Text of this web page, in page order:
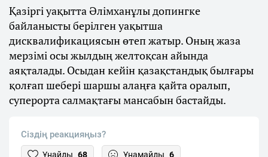
Қазіргі уақытта Әлімханұлы допингке
байланысты берілген уақытша
дисквалификациясын өтеп жатыр. Оның жаза
мерзімі осы жылдың желтоқсан айында
аяқталады. Осыдан кейін қазақстандық былғары
қолғап шебері шаршы алаңға қайта оралып,
суперорта салмақтағы мансабын бастайды.
Сіздің реакцияңыз?
Ұнайды 68 Ұнамайды 6